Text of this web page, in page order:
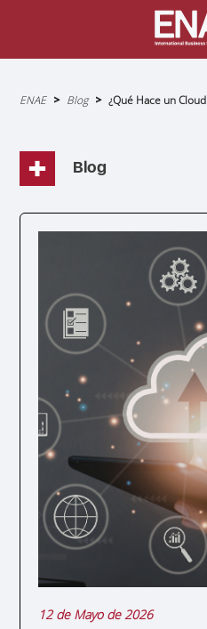
Sobrescribir
la
navegación
ENAE Blog ¿Qué Hace un
Blog
12 de Mayo de 2026